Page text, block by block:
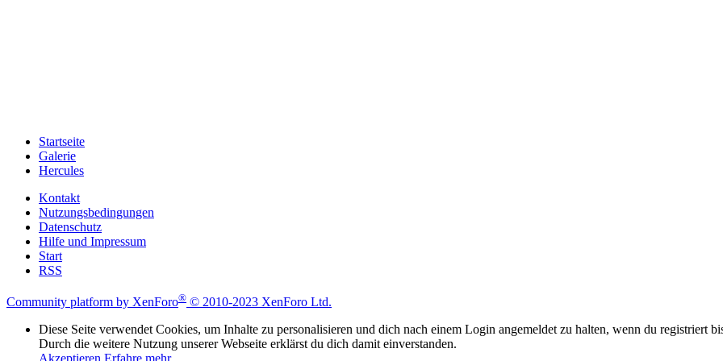
Startseite
Galerie
Hercules
Kontakt
Nutzungsbedingungen
Datenschutz
Hilfe und Impressum
Start
RSS
Community platform by XenForo® © 2010-2023 XenForo Ltd.
Diese Seite verwendet Cookies, um Inhalte zu personalisieren und dich nach einem Login angemeldet zu halten, wenn du registriert
Durch die weitere Nutzung unserer Webseite erklärst du dich damit einverstanden.
Akzeptieren Erfahre mehr…